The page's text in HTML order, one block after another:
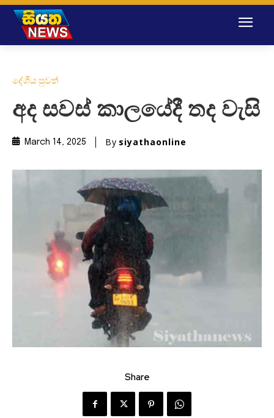
දේශීය පුවත්
අද සවස් කාලයේදී තද වැසි
March 14, 2025 By siyathaonline
Share